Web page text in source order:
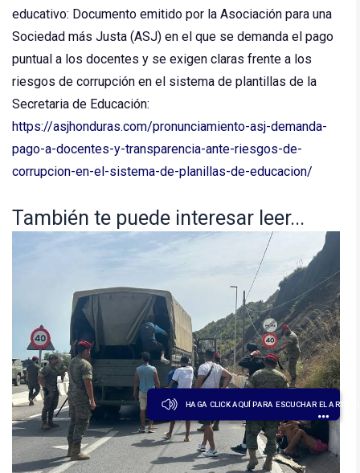
HAGA CLICK AQUÍ PARA ESCUCHAR EL
educativo: Documento emitido por la Asociación para una
Sociedad más Justa (ASJ) en el que se demanda el pago
puntual a los docentes y se exigen claras frente a los
riesgos de corrupción en el sistema de plantillas de la
Secretaria de Educación:
https://asjhonduras.com/pronunciamiento-asj-demanda-
pago-a-docentes-y-transparencia-ante-riesgos-de-
corrupcion-en-el-sistema-de-planillas-de-educacion/
También te puede interesar leer...